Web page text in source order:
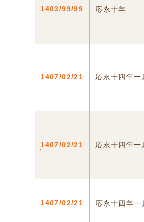
1403/99/99 応永十年
1407/02/21 応永十四年一
1407/02/21 応永十四年一
1407/02/21 応永十四年一